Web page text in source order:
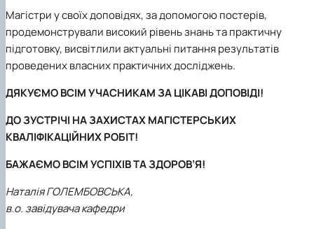
Магістри у своїх доповідях, за допомогою постерів,
продемонстрували високий рівень знань та практичну
підготовку, висвітлили актуальні питання результатів
проведених власних практичних досліджень.
ДЯКУЄМО ВСІМ УЧАСНИКАМ ЗА ЦІКАВІ ДОПОВІДІ!
ДО ЗУСТРІЧІ НА ЗАХИСТАХ МАГІСТЕРСЬКИХ
КВАЛІФІКАЦІЙНИХ РОБІТ!
БАЖАЄМО ВСІМ УСПІХІВ ТА ЗДОРОВ’Я!
Наталія ГОЛЕМБОВСЬКА,
в.о. завідувача кафедри